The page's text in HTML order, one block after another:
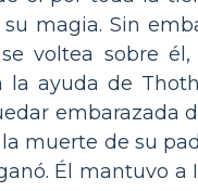
magia. Sin
voltea sobre él,
la ayuda de
embarazada
muerte de su
Él mantuvo a